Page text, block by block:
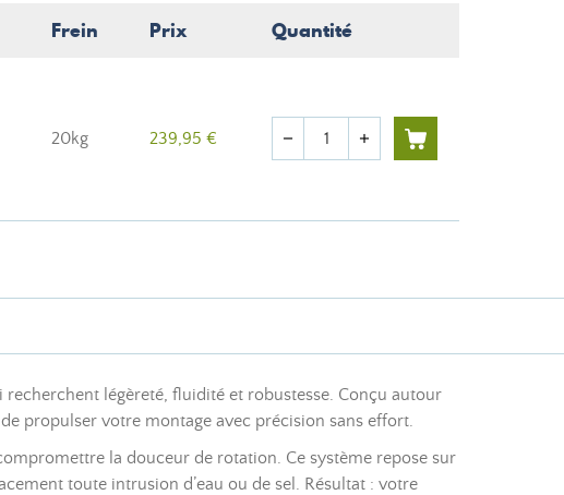
Frein Prix Quantité
20kg 239,95 € Quantité
remove add
recherchent légèreté, fluidité et robustesse. Conçu autour
propulser votre montage avec précision sans effort.
la douceur de rotation. Ce système repose sur
toute intrusion d’eau ou de sel. Résultat : votre